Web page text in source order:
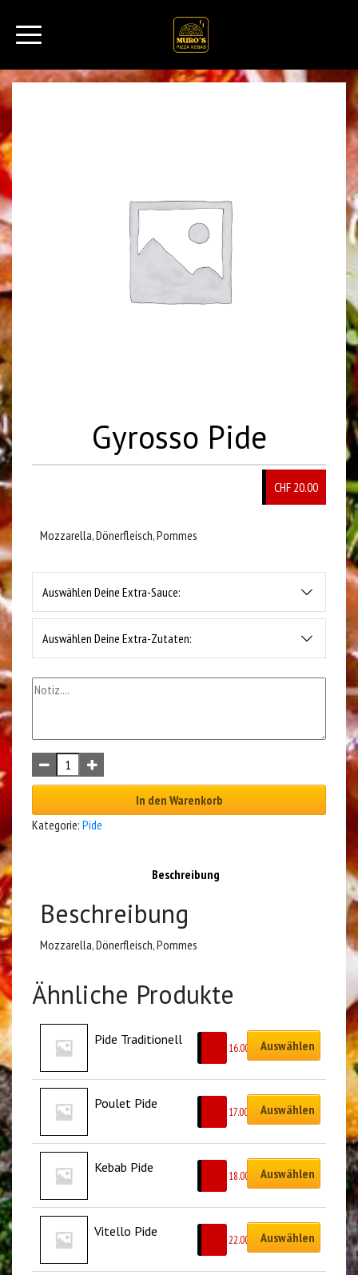
Gyrosso Pide
CHF 20.00
Mozzarella, Dönerfleisch, Pommes
Auswählen Deine Extra-Sauce:
Auswählen Deine Extra-Zutaten:
In den Warenkorb
Kategorie: Pide
Beschreibung
Beschreibung
Mozzarella, Dönerfleisch, Pommes
Ähnliche Produkte
Pide Traditionell
16.00 Auswählen
Poulet Pide
17.00 Auswählen
Kebab Pide
18.00 Auswählen
Vitello Pide
22.00 Auswählen